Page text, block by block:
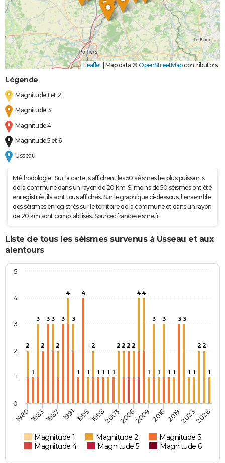
Leaflet | Map data © OpenStreetMapcontributors
Légende
Magnitude 1 et 2
Magnitude 3
Magnitude 4
Magnitude 5 et 6
Usseau
Méthodologie : Sur la carte, s'affichent les 50 séismes les plus puissants
de la commune dans un rayon de 20 km. Si moins de 50 séismes ont été
enregistrés, ils sont tous affichés. Sur le graphique ci-dessous, l'ensemble
des séismes enregistrés sur le territoire de la commune et dans un rayon
de 20 km sont comptabilisés. Source : franceseisme.fr
Liste de tous les séismes survenus à Usseau et aux
alentours
2
1
3
2
3 3
2
3
4
3
1
4
1
2
1 1 1 1
2 2 2 2
4 4
1
3
1
3
1 1
3 3
1 1
2 2
1
Magnitude 1 Magnitude 2
Magnitude 3
Magnitude 4
Magnitude 5 Magnitude 6
198019831987 1991199519982003200620092016201920232026
0
1
2
3
4
5